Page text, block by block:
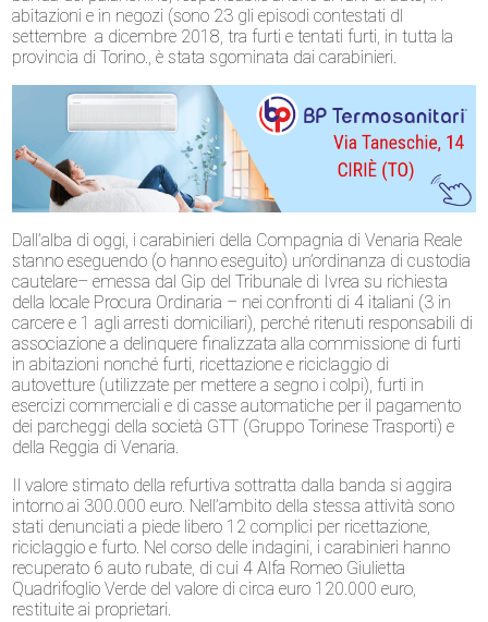
abitazioni e in negozi (sono 23 gli episodi contestati dl
settembre a dicembre 2018, tra furti e tentati furti, in tutta la
provincia di Torino., è stata sgominata dai carabinieri.
Dall’alba di oggi, i carabinieri della Compagnia di Venaria Reale
stanno eseguendo (o hanno eseguito) un’ordinanza di custodia
cautelare– emessa dal Gip del Tribunale di Ivrea su richiesta
della locale Procura Ordinaria – nei confronti di 4 italiani (3 in
carcere e 1 agli arresti domiciliari), perché ritenuti responsabili di
associazione a delinquere finalizzata alla commissione di furti
in abitazioni nonché furti, ricettazione e riciclaggio di
autovetture (utilizzate per mettere a segno i colpi), furti in
esercizi commerciali e di casse automatiche per il pagamento
dei parcheggi della società GTT (Gruppo Torinese Trasporti) e
della Reggia di Venaria.
Il valore stimato della refurtiva sottratta dalla banda si aggira
intorno ai 300.000 euro. Nell’ambito della stessa attività sono
stati denunciati a piede libero 12 complici per ricettazione,
riciclaggio e furto. Nel corso delle indagini, i carabinieri hanno
recuperato 6 auto rubate, di cui 4 Alfa Romeo Giulietta
Quadrifoglio Verde del valore di circa euro 120.000 euro,
restituite ai proprietari.